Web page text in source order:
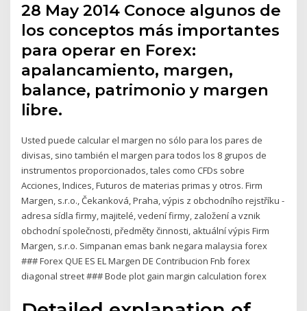
28 May 2014 Conoce algunos de
los conceptos más importantes
para operar en Forex:
apalancamiento, margen,
balance, patrimonio y margen
libre.
Usted puede calcular el margen no sólo para los pares de
divisas, sino también el margen para todos los 8 grupos de
instrumentos proporcionados, tales como CFDs sobre
Acciones, Indices, Futuros de materias primas y otros. Firm
Margen, s.r.o., Čekanková, Praha, výpis z obchodního rejstříku -
adresa sídla firmy, majitelé, vedení firmy, založení a vznik
obchodní společnosti, předměty činnosti, aktuální výpis Firm
Margen, s.r.o. Simpanan emas bank negara malaysia forex
### Forex QUE ES EL Margen DE Contribucion Fnb forex
diagonal street ### Bode plot gain margin calculation forex